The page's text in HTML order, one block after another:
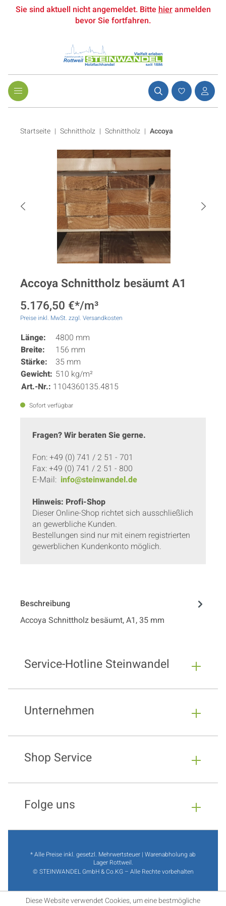
Sie sind aktuell nicht angemeldet. Bittehieranmelden
bevor Sie fortfahren.
Startseite Schnittholz | Schnittholz | Accoya
Accoya Schnittholz besäumt A1
5.176,50 €*/m³
Preise inkl. MwSt. zzgl. Versandkosten
Länge:
4800 mm
Breite:
156 mm
Stärke:
35 mm
Gewicht: 510 kg/m²
Art.-Nr.: 1104360135.4815
Sofort verfügbar
Fragen? Wir beraten Sie gerne.
Fon: +49 (0) 741 / 2 51 - 701
Fax: +49 (0) 741 / 2 51 - 800
E-Mail: info@steinwandel.de
Hinweis: Profi-Shop
Dieser Online-Shop richtet sich ausschließlich
an gewerbliche Kunden.
Bestellungen sind nur mit einem registrierten
gewerblichen Kundenkonto möglich.
Beschreibung
Accoya Schnittholz besäumt, A1, 35 mm
Service-Hotline Steinwandel
Unternehmen
Shop Service
Folge uns
* Alle Preise inkl. gesetzl. Mehrwertsteuer | Warenabholung ab
Lager Rottweil.
© STEINWANDEL GmbH & Co.KG – Alle Rechte vorbehalten
Diese Website verwendet Cookies, um eine bestmögliche